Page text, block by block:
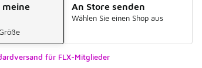
meine
An Store senden
Wählen Sie einen Shop aus
für FLX-Mitglieder